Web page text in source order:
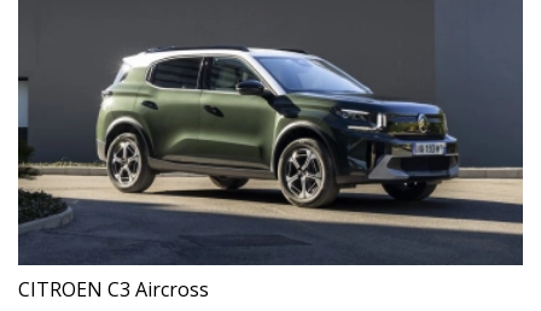
CITROEN C3 Aircross